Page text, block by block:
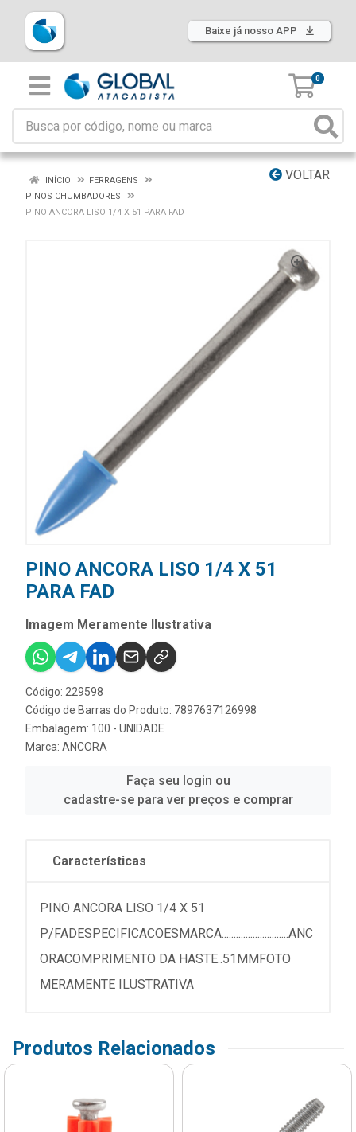
Baixe já nosso APP
0
VOLTAR
INÍCIO
FERRAGENS
PINOS CHUMBADORES
PINO ANCORA LISO 1/4 X 51 PARA FAD
PINO ANCORA LISO 1/4 X 51
PARA FAD
Imagem Meramente Ilustrativa
Código: 229598
Código de Barras do Produto: 7897637126998
Embalagem: 100 - UNIDADE
Marca: ANCORA
Faça seu login ou
cadastre-se para ver preços e comprar
Características
PINO ANCORA LISO 1/4 X 51
P/FADESPECIFICACOESMARCA............................ANC
ORACOMPRIMENTO DA HASTE..51MMFOTO
MERAMENTE ILUSTRATIVA
Produtos Relacionados